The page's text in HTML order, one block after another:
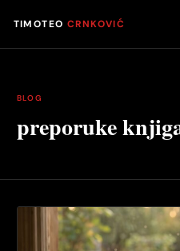
TIMOTEO CRNKOVIĆ
BLOG
preporuke